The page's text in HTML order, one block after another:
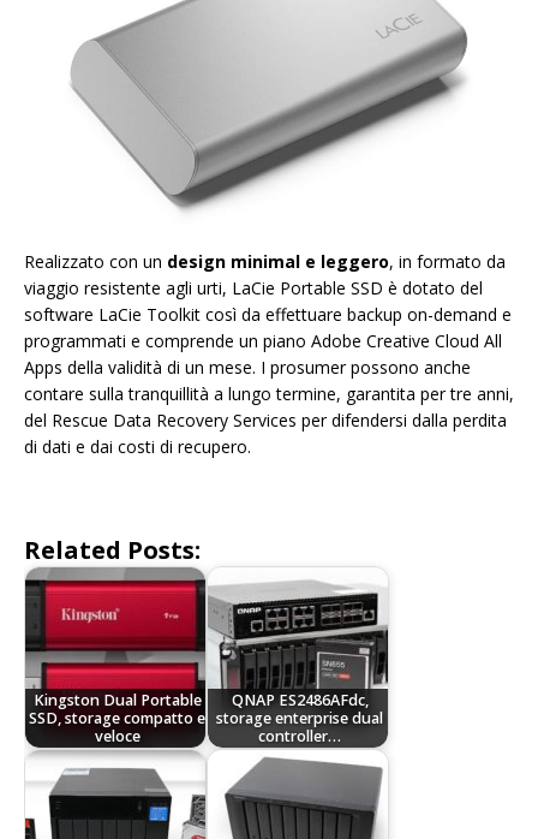
Realizzato con un design minimal e leggero, in formato da
viaggio resistente agli urti, LaCie Portable SSD è dotato del
software LaCie Toolkit così da effettuare backup on-demand e
programmati e comprende un piano Adobe Creative Cloud All
Apps della validità di un mese. I prosumer possono anche
contare sulla tranquillità a lungo termine, garantita per tre anni,
del Rescue Data Recovery Services per difendersi dalla perdita
di dati e dai costi di recupero.
Related Posts:
Kingston Dual Portable
SSD, storage compatto e
veloce
QNAP ES2486AFdc,
storage enterprise dual
controller…